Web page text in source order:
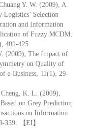
Y. W. (2009), A
Selection
and Information
of Fuzzy MCDM,
401-425.
(2009), The Impact of
on Quality of
e-Business, 11(1), 29-
K. L. (2009),
on Grey Prediction
on Information
339. 【EI】